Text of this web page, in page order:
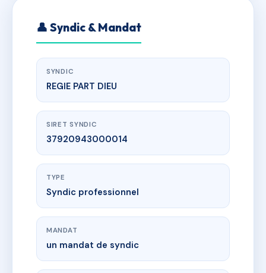
👤 Syndic & Mandat
SYNDIC
REGIE PART DIEU
SIRET SYNDIC
37920943000014
TYPE
Syndic professionnel
MANDAT
un mandat de syndic